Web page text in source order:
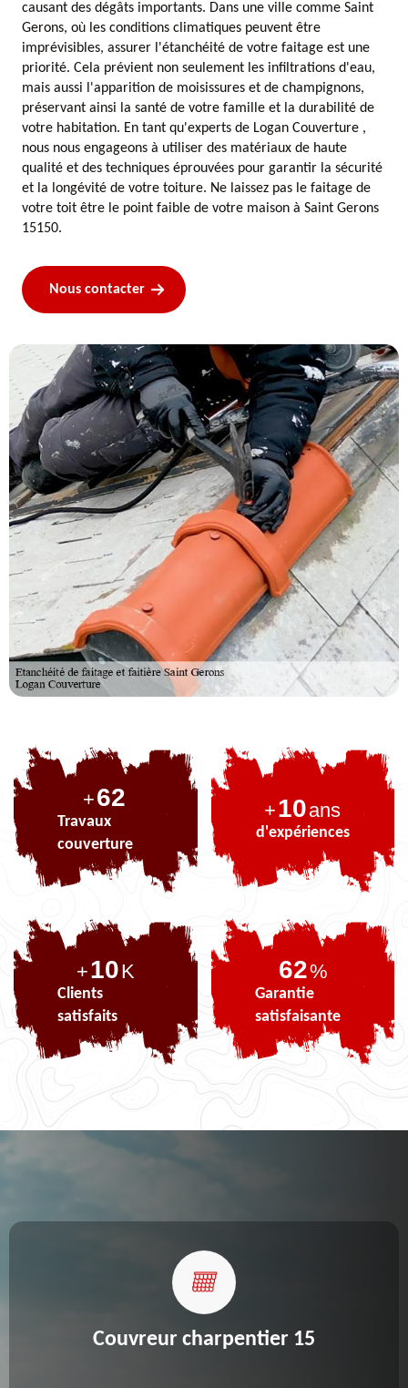
causant des dégâts importants. Dans une ville comme Saint
Gerons, où les conditions climatiques peuvent être
imprévisibles, assurer l'étanchéité de votre faitage est une
priorité. Cela prévient non seulement les infiltrations d'eau,
mais aussi l'apparition de moisissures et de champignons,
préservant ainsi la santé de votre famille et la durabilité de
votre habitation. En tant qu'experts de Logan Couverture ,
nous nous engageons à utiliser des matériaux de haute
qualité et des techniques éprouvées pour garantir la sécurité
et la longévité de votre toiture. Ne laissez pas le faitage de
votre toit être le point faible de votre maison à Saint Gerons
15150.
Nous contacter
+76
Travaux
couverture
+10ans
d'expériences
+10K
Clients
satisfaits
76%
Garantie
satisfaisante
Couvreur charpentier 15